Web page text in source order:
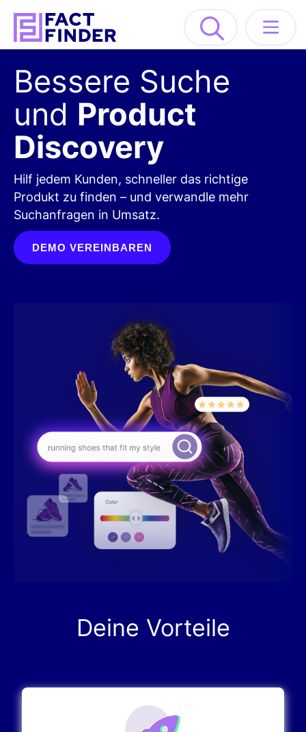
Lösungen
Industrien
Ressourcen
About
Bessere Suche
und Product
Discovery
Hilf jedem Kunden, schneller das richtige
Produkt zu finden – und verwandle mehr
Suchanfragen in Umsatz.
Deine Vorteile